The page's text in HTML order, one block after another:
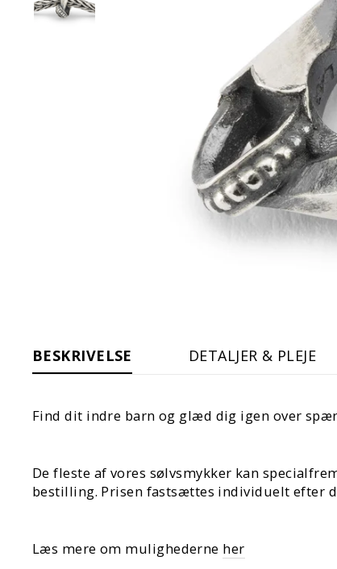
BESKRIVELSE DETALJER & PLEJE
Find dit indre barn og glæd dig igen over
De fleste af vores sølvsmykker kan
bestilling. Prisen fastsættes individuelt efter
Læs mere om mulighederne her